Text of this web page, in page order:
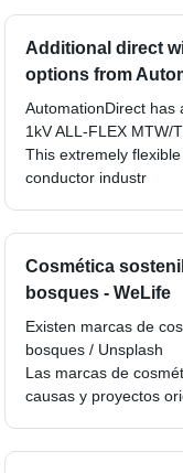
Additional direct
options from
AutomationDirect has
1kV ALL-FLEX MTW/
This extremely
conductor industr
Cosmética
bosques - WeLife
Existen marcas de
bosques / Unsplash
Las marcas de
causas y proyectos